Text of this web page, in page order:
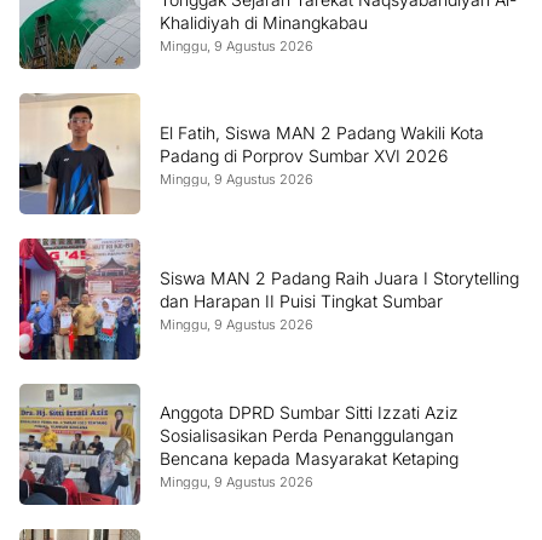
Khalidiyah di Minangkabau
Minggu, 9 Agustus 2026
El Fatih, Siswa MAN 2 Padang Wakili Kota
Padang di Porprov Sumbar XVI 2026
Minggu, 9 Agustus 2026
Siswa MAN 2 Padang Raih Juara I Storytelling
dan Harapan II Puisi Tingkat Sumbar
Minggu, 9 Agustus 2026
Anggota DPRD Sumbar Sitti Izzati Aziz
Sosialisasikan Perda Penanggulangan
Bencana kepada Masyarakat Ketaping
Minggu, 9 Agustus 2026